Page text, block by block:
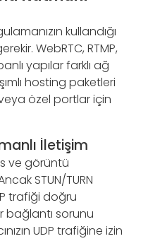
kullandığı
WebRTC, RTMP,
yapılar farklı ağ
hosting paketleri
özel portlar için
İletişim
ve görüntü
STUN/TURN
trafiği doğru
bağlantı sorunu
UDP trafiğine izin